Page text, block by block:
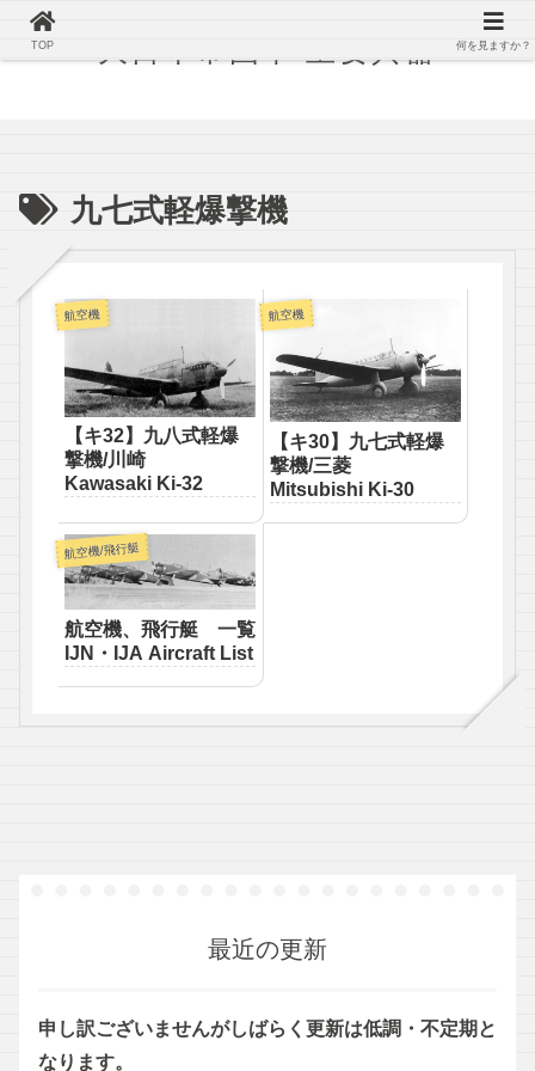
九七式軽爆撃機
航空機
【キ32】九八式軽爆
撃機/川崎
Kawasaki Ki-32
航空機
【キ30】九七式軽爆
撃機/三菱
Mitsubishi Ki-30
航空機/飛行艇
航空機、飛行艇 一覧
IJN・IJA Aircraft List
最近の更新
申し訳ございませんがしばらく更新は低調・不定期と
なります。
TOP 何を見ますか？